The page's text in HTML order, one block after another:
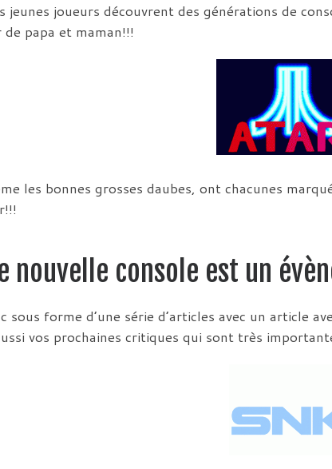
jeunes joueurs découvrent des générations de
papa et maman!!!
les bonnes grosses daubes, ont chacunes
nouvelle console est un
sous forme d’une série d’articles avec un article
vos prochaines critiques qui sont très